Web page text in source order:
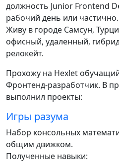
должность Junior Frontend
рабочий день или частично.
Живу в городе Самсун,
офисный, удаленный,
релокейт.
Прохожу на Hexlet
Фронтенд-разработчик. В
выполнил проекты:
Игры разума
Набор консольных
общим движком.
Полученные навыки: